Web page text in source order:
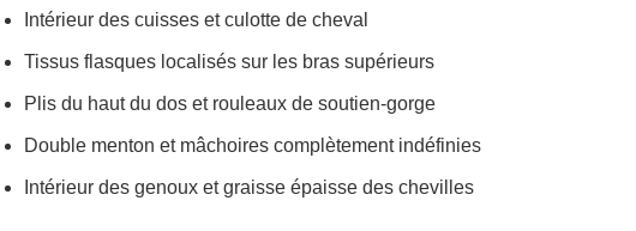
Intérieur des cuisses et culotte de cheval
Tissus flasques localisés sur les bras supérieurs
Plis du haut du dos et rouleaux de soutien-gorge
Double menton et mâchoires complètement indéfinies
Intérieur des genoux et graisse épaisse des chevilles